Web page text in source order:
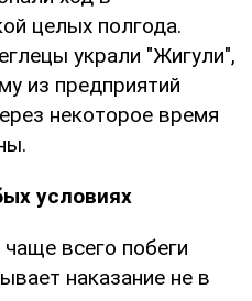
целых полгода.
украли "Жигули",
из предприятий
некоторое время
условиях
всего побеги
наказание не в